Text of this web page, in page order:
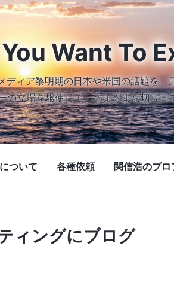
Want To
ィア黎明期の日本や米国の話題を、
の立場を駆使して、さまざまな切り口
ついて 各種依頼 関信浩のプ
ィングにブログ